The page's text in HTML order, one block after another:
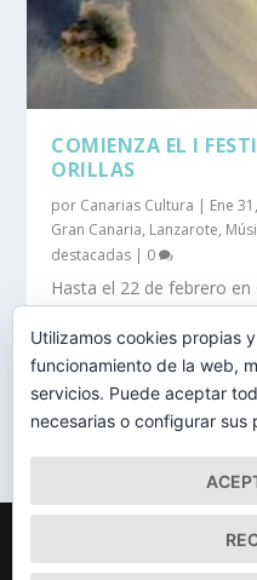
COMIENZA EL I
ORILLAS
por Canarias Cultura | Ene
Gran Canaria, Lanzarote,
destacadas | 0
Hasta el 22 de febrero
LEER MÁS
Elegant
Mapa del Sitio Aviso
Utilizamos cookies propias
funcionamiento de la web,
servicios. Puede aceptar
necesarias o configurar sus